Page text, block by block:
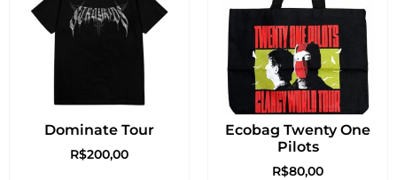
Dominate Tour
R$200,00
Ecobag Twenty One
Pilots
R$80,00